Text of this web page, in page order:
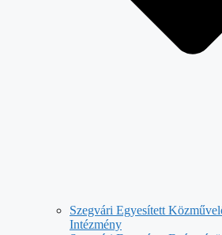
Szegvári Egyesített
Intézmény